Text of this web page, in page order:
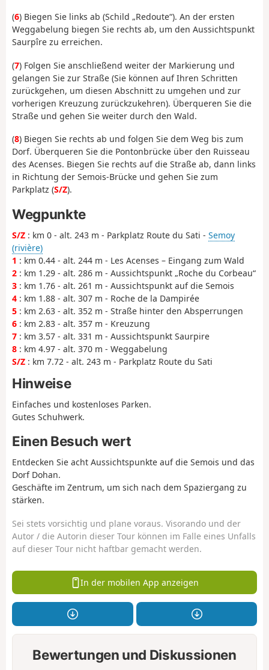
(6) Biegen Sie links ab (Schild „Redoute“). An der ersten
Weggabelung biegen Sie rechts ab, um den Aussichtspunkt
Saurpîre zu erreichen.
(7) Folgen Sie anschließend weiter der Markierung und
gelangen Sie zur Straße (Sie können auf Ihren Schritten
zurückgehen, um diesen Abschnitt zu umgehen und zur
vorherigen Kreuzung zurückzukehren). Überqueren Sie die
Straße und gehen Sie weiter durch den Wald.
(8) Biegen Sie rechts ab und folgen Sie dem Weg bis zum
Dorf. Überqueren Sie die Pontonbrücke über den Ruisseau
des Acenses. Biegen Sie rechts auf die Straße ab, dann links
in Richtung der Semois-Brücke und gehen Sie zum
Parkplatz (S/Z).
Wegpunkte
S/Z : km 0 - alt. 243 m - Parkplatz Route du Sati - Semoy
(rivière)
1 : km 0.44 - alt. 244 m - Les Acenses – Eingang zum Wald
2 : km 1.29 - alt. 286 m - Aussichtspunkt „Roche du Corbeau“
3 : km 1.76 - alt. 261 m - Aussichtspunkt auf die Semois
4 : km 1.88 - alt. 307 m - Roche de la Dampirée
5 : km 2.63 - alt. 352 m - Straße hinter den Absperrungen
6 : km 2.83 - alt. 357 m - Kreuzung
7 : km 3.57 - alt. 331 m - Aussichtspunkt Saurpire
8 : km 4.97 - alt. 370 m - Weggabelung
S/Z : km 7.72 - alt. 243 m - Parkplatz Route du Sati
Hinweise
Einfaches und kostenloses Parken.
Gutes Schuhwerk.
Einen Besuch wert
Entdecken Sie acht Aussichtspunkte auf die Semois und das
Dorf Dohan.
Geschäfte im Zentrum, um sich nach dem Spaziergang zu
stärken.
Sei stets vorsichtig und plane voraus. Visorando und der
Autor / die Autorin dieser Tour können im Falle eines Unfalls
auf dieser Tour nicht haftbar gemacht werden.
In der mobilen App anzeigen
Bewertungen und Diskussionen